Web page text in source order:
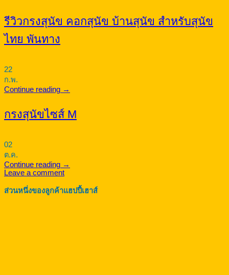
รีวิวกรงสุนัข คอกสุนัข บ้านสุนัข สำหรับสุนัข
ไทย พันทาง
22
ก.พ.
Continue reading →
กรงสุนัขไซส์ M
02
ต.ค.
Continue reading →
Leave a comment
ส่วนหนึ่งของลูกค้าแฮปปี้เฮาส์